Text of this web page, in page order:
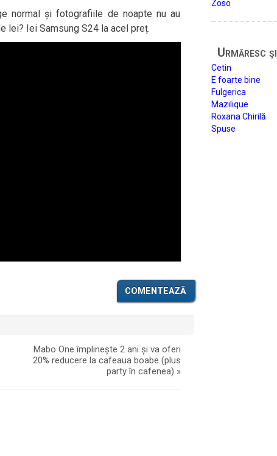
normal și fotografiile de noapte nu au
lei? Iei Samsung S24 la acel preț.
COMENTEAZĂ
Mabo One împlinește 2 ani și va oferi
20% reducere la cafeaua boabe (plus
party în cafenea) »
Zoso
Urmăresc şi
Cetin
E foarte bine
Fulgerica
Mazilique
Roxana Chirilă
Spuse